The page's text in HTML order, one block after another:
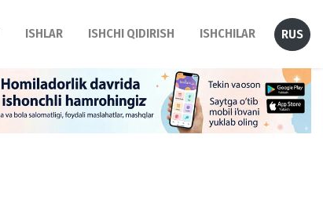
ISHLAR ISHCHI QIDIRISH ISHCHILAR RUS